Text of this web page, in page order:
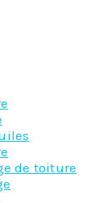
de toiture